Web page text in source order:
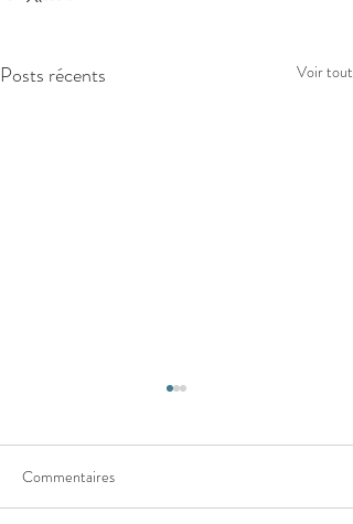
Posts récents Voir tout
Commentaires